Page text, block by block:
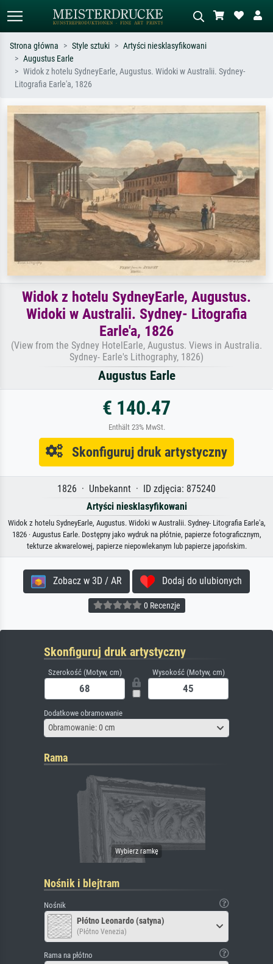
Wyszukiwanie standardowe Wyszukiwanie obrazów AI
Szukaj wg artysty, tytułu lub stylu – np.
impresjonizm, fala Hokusaia, akt.
stojący akt obok drzewa.
Strona główna Style sztuki
Artyści niesklasyfikowani
Augustus Earle
Widok z hotelu SydneyEarle, Augustus. Widoki w Australii. Sydney-
Litografia Earle'a, 1826
Widok z hotelu SydneyEarle, Augustus.
Widoki w Australii. Sydney- Litografia
Earle'a, 1826
(View from the Sydney HotelEarle, Augustus. Views in Australia.
Sydney- Earle's Lithography, 1826)
Augustus Earle
€ 140.47
Enthält 23% MwSt.
Skonfiguruj druk artystyczny
1826 · Unbekannt · ID zdjęcia: 875240
Artyści niesklasyfikowani
Widok z hotelu SydneyEarle, Augustus. Widoki w Australii. Sydney- Litografia Earle'a,
1826 · Augustus Earle. Dostępny jako wydruk na płótnie, papierze fotograficznym,
tekturze akwarelowej, papierze niepowlekanym lub papierze japońskim.
Zobacz w 3D / AR Dodaj do ulubionych
0 Recenzje
Skonfiguruj druk artystyczny
Szerokość (Motyw, cm) Wysokość (Motyw, cm)
Dodatkowe obramowanie
Obramowanie: 0 cm
Rama
Nośnik i blejtram
Nośnik
Płótno Leonardo (satyna)
(Płótno Venezia)
Rama na płótno